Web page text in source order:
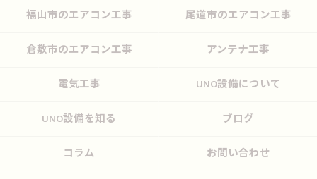
福山市のエアコン工事 尾道市のエアコン工事
倉敷市のエアコン工事 アンテナ工事
電気工事 UNO設備について
UNO設備を知る ブログ
コラム お問い合わせ